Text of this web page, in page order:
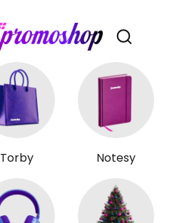
Otwórz
Torby Notesy